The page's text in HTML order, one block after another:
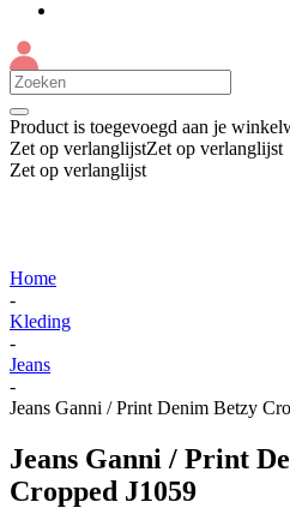
Product is toegevoegd aan je
Zet op verlanglijstZet op verlanglijst
Zet op verlanglijst
Home
-
Kleding
-
Jeans
-
Jeans Ganni / Print Denim Betzy
Jeans Ganni / Print
Cropped J1059